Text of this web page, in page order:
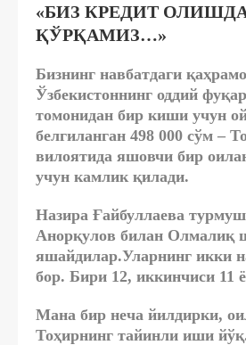
«БИЗ КРЕДИТ
ҚЎРҚАМИЗ…»
Бизнинг навбатдаги
Ўзбекистоннинг оддий
томонидан бир киши учун
белгиланган 498 000 сўм –
вилоятида яшовчи бир
учун камлик қилади.
Назира Ғайбуллаева
Анорқулов билан Олмалиқ
яшайдилар.Уларнинг икки
бор. Бири 12, иккинчиси 11
Мана бир неча йилдирки,
Тоҳирнинг тайинли иши